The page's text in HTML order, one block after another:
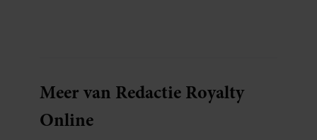
Meer van Redactie Royalty
Online